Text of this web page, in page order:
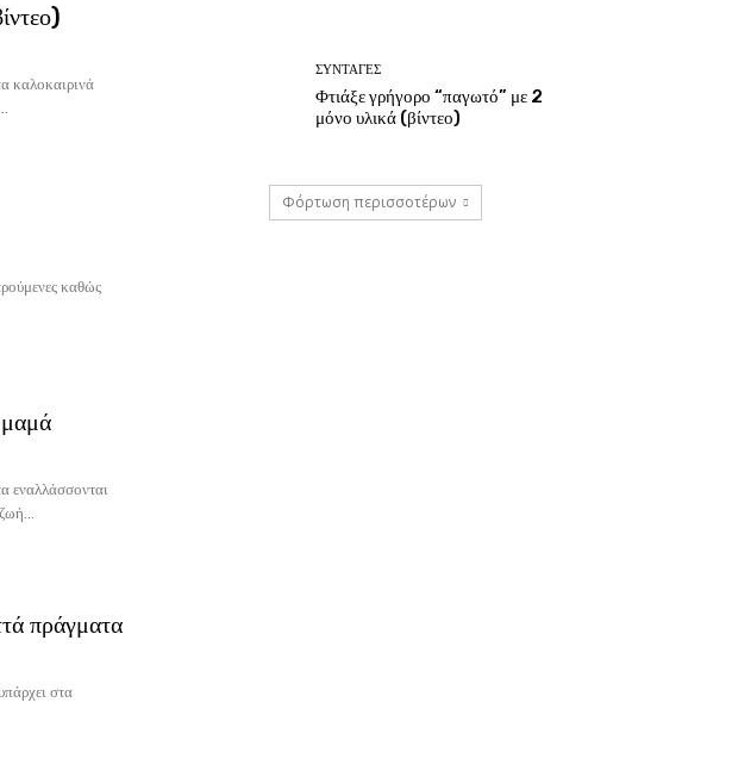
καλοκαιρινά
καθώς
μαμά
εναλλάσσονται
πράγματα
στα
ΣΥΝΤΑΓΈΣ
Φτιάξε γρήγορο “παγωτό” με 2
μόνο υλικά (βίντεο)
Φόρτωση περισσοτέρων